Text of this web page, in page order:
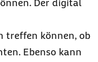
Der digital
treffen können, ob
Ebenso kann